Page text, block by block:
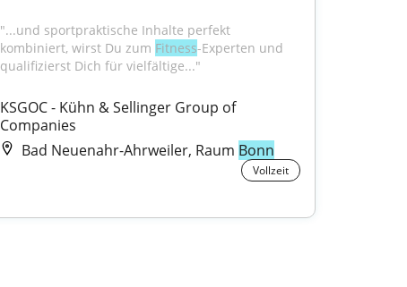
"...und sportpraktische Inhalte perfekt
kombiniert, wirst Du zum Fitness-Experten und
qualifizierst Dich für vielfältige..."
KSGOC - Kühn & Sellinger Group of
Companies
Bad Neuenahr-Ahrweiler, Raum Bonn
Vollzeit